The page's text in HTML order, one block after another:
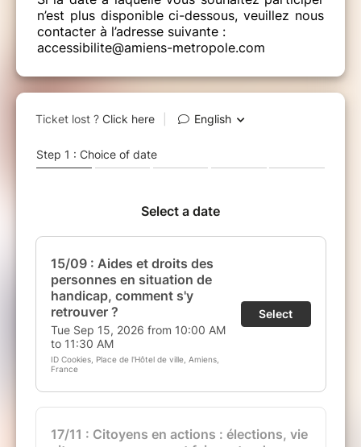
n’est plus disponible ci-dessous, veuillez nous
contacter à l’adresse suivante :
accessibilite@amiens-metropole.com